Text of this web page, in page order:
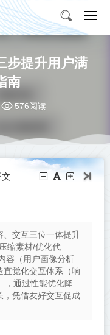
步提升用户满
南
576阅读
、交互三位一体提升
缩素材/优化代
容（用户画像分析
直觉化交互体系（响
，通过性能优化降
，凭借友好交互促成